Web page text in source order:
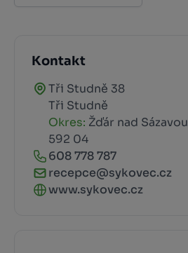
Kontakt
Tři Studně 38
Tři Studně
Okres: Žďár nad Sázavou
592 04
608 778 787
recepce@sykovec.cz
www.sykovec.cz